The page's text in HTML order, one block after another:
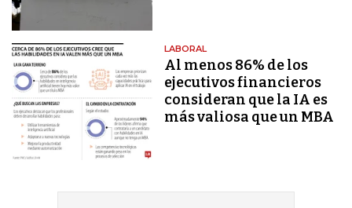
LABORAL
Al menos 86% de los
ejecutivos financieros
consideran que la IA es
más valiosa que un MBA